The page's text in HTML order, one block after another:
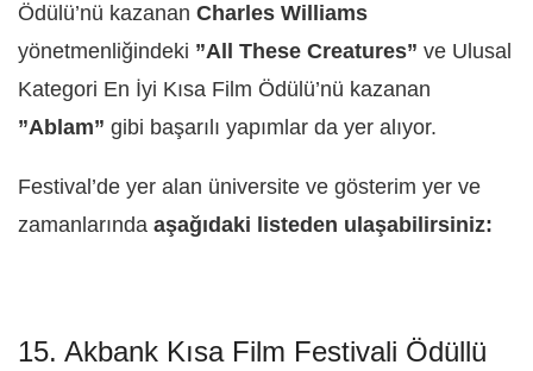
Ödülü’nü kazanan Charles Williams
yönetmenliğindeki ”All These Creatures” ve Ulusal
Kategori En İyi Kısa Film Ödülü’nü kazanan
”Ablam” gibi başarılı yapımlar da yer alıyor.
Festival’de yer alan üniversite ve gösterim yer ve
zamanlarında aşağıdaki listeden ulaşabilirsiniz:
15. Akbank Kısa Film Festivali Ödüllü